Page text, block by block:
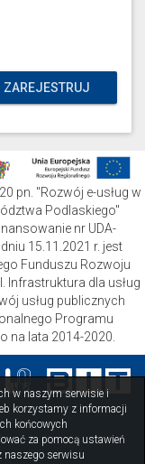
w naszym serwisie i
korzystamy z informacji
końcowych
za pomocą ustawień
naszego serwisu
ZAREJESTRUJ
pn. "Rozwój e-usług w
Podlaskiego"
nr UDA-
15.11.2021 r. jest
Funduszu Rozwoju
Infrastruktura dla usług
usług publicznych
Programu
na lata 2014-2020.